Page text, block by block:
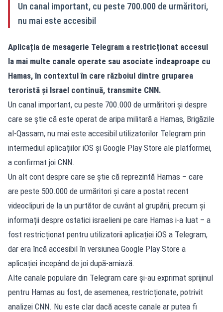
Un canal important, cu peste 700.000 de urmăritori,
nu mai este accesibil
Aplicația de mesagerie Telegram a restricționat accesul
la mai multe canale operate sau asociate îndeaproape cu
Hamas, în contextul în care războiul dintre gruparea
teroristă și Israel continuă, transmite CNN.
Un canal important, cu peste 700.000 de urmăritori și despre
care se știe că este operat de aripa militară a Hamas, Brigăzile
al-Qassam, nu mai este accesibil utilizatorilor Telegram prin
intermediul aplicațiilor iOS și Google Play Store ale platformei,
a confirmat joi CNN.
Un alt cont despre care se știe că reprezintă Hamas – care
are peste 500.000 de urmăritori și care a postat recent
videoclipuri de la un purtător de cuvânt al grupării, precum și
informații despre ostatici israelieni pe care Hamas i-a luat – a
fost restricționat pentru utilizatorii aplicației iOS a Telegram,
dar era încă accesibil în versiunea Google Play Store a
aplicației începând de joi după-amiază.
Alte canale populare din Telegram care și-au exprimat sprijinul
pentru Hamas au fost, de asemenea, restricționate, potrivit
analizei CNN. Nu este clar dacă aceste canale ar putea fi